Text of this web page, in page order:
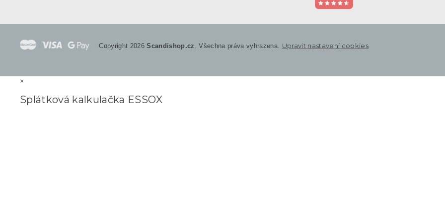
Copyright 2026Scandishop.cz . Všechna práva vyhrazena. Upravit nastavení cookies
×
Splátková kalkulačka ESSOX